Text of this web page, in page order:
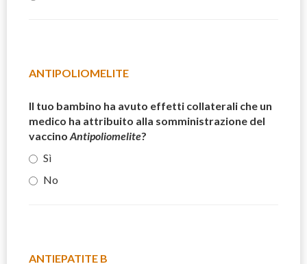
ANTIPOLIOMELITE
Il tuo bambino ha avuto effetti collaterali che un
medico ha attribuito alla somministrazione del
vaccino Antipoliomelite?
Sì
No
ANTIEPATITE B